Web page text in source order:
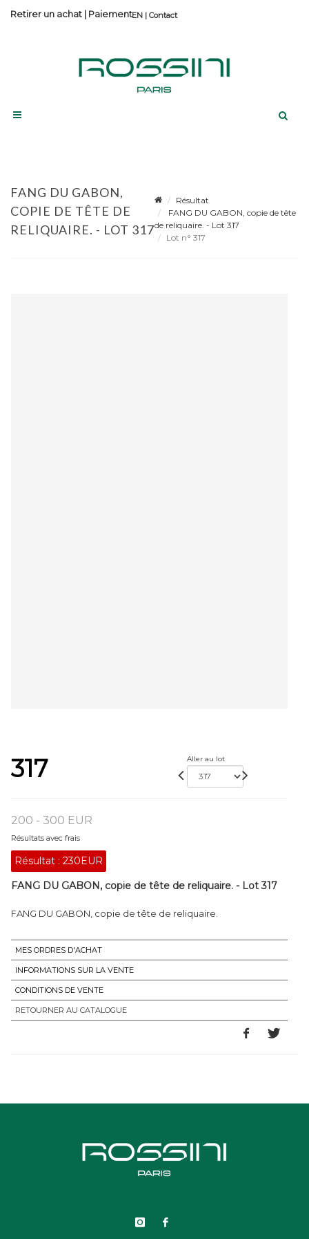
Contact
Retirer un achat | Paiement
FANG DU GABON,
COPIE DE TÊTE DE
RELIQUAIRE. - LOT 317
Résultat
FANG DU GABON, copie de tête
de reliquaire. - Lot 317
Lot n° 317
317 Aller au lot
200 - 300 EUR
Résultats avec frais
Résultat : 230EUR
FANG DU GABON, copie de tête de reliquaire. - Lot 317
FANG DU GABON, copie de tête de reliquaire.
MES ORDRES D'ACHAT
INFORMATIONS SUR LA VENTE
CONDITIONS DE VENTE
RETOURNER AU CATALOGUE